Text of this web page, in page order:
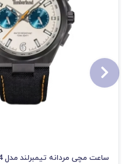
ساعت مچی مردانه تیمبرلند مدل TDWGQ0082704